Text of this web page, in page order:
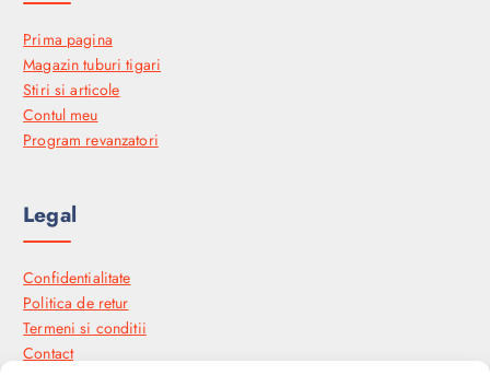
Prima pagina
Magazin tuburi tigari
Stiri si articole
Contul meu
Program revanzatori
Legal
Confidentialitate
Politica de retur
Termeni si conditii
Contact